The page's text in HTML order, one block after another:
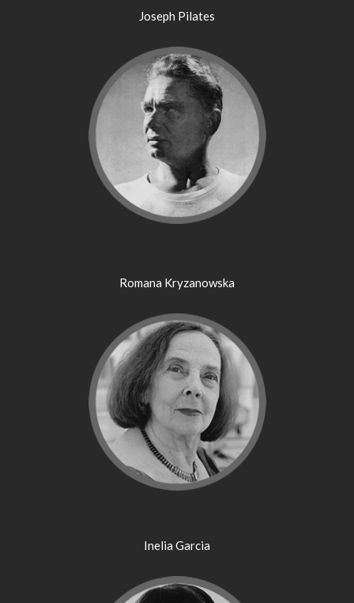
Joseph Pilates
Romana Kryzanowska
Inelia Garcia